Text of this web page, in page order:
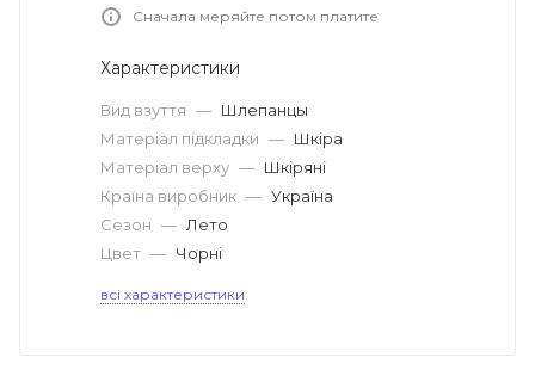
Сначала меряйте потом платите
Характеристики
Вид взуття — Шлепанцы
Матеріал підкладки — Шкіра
Матеріал верху — Шкіряні
Країна виробник — Україна
Сезон — Лето
Цвет — Чорні
всі характеристики